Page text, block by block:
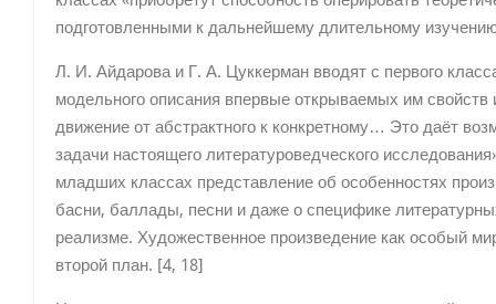
подготовленными к дальнейшему длительному
Л. И. Айдарова и Г. А. Цуккерман вводят с первого
модельного описания впервые открываемых им
движение от абстрактного к конкретному… Это даёт
задачи настоящего литературоведческого
младших классах представление об особенностях
басни, баллады, песни и даже о специфике
реализме. Художественное произведение как особый
второй план. [4, 18]